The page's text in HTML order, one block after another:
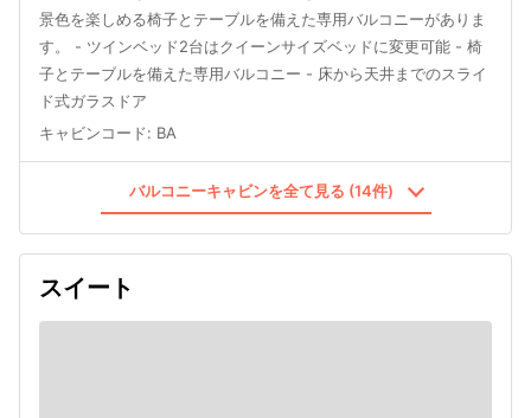
景色を楽しめる椅子とテーブルを備えた専用バルコニーがありま
す。 - ツインベッド2台はクイーンサイズベッドに変更可能 - 椅
子とテーブルを備えた専用バルコニー - 床から天井までのスライ
ド式ガラスドア
キャビンコード: BA
バルコニーキャビンを全て見る (14件)
スイート